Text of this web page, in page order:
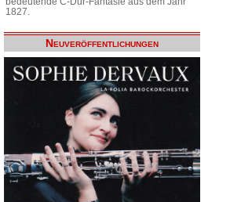
1827.
Neuveröffentlichungen